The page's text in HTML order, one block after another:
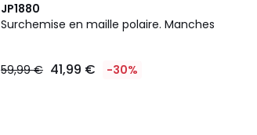
JP1880
Surchemise en maille polaire. Manches
59,99 € 41,99 € -30%